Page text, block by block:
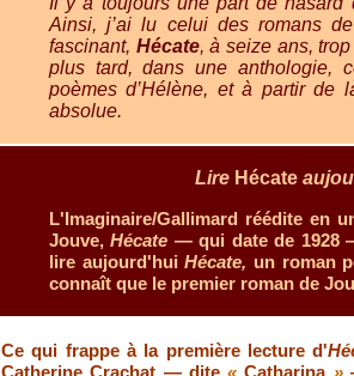
Ainsi, j’ai lu celui des romans
fascinant, Hécate, à seize ans,
plus tard, dans une anthologie,
poèmes d’Hélène, et à partir de
absolue.
Lire Hécate
L'Imaginaire/Gallimard réédite en
Jouve,Hécate — qui date de 1928
lire aujourd'huiHécate, un roman
connaît que le premier roman de
Ce qui frappe à la première lecture d'